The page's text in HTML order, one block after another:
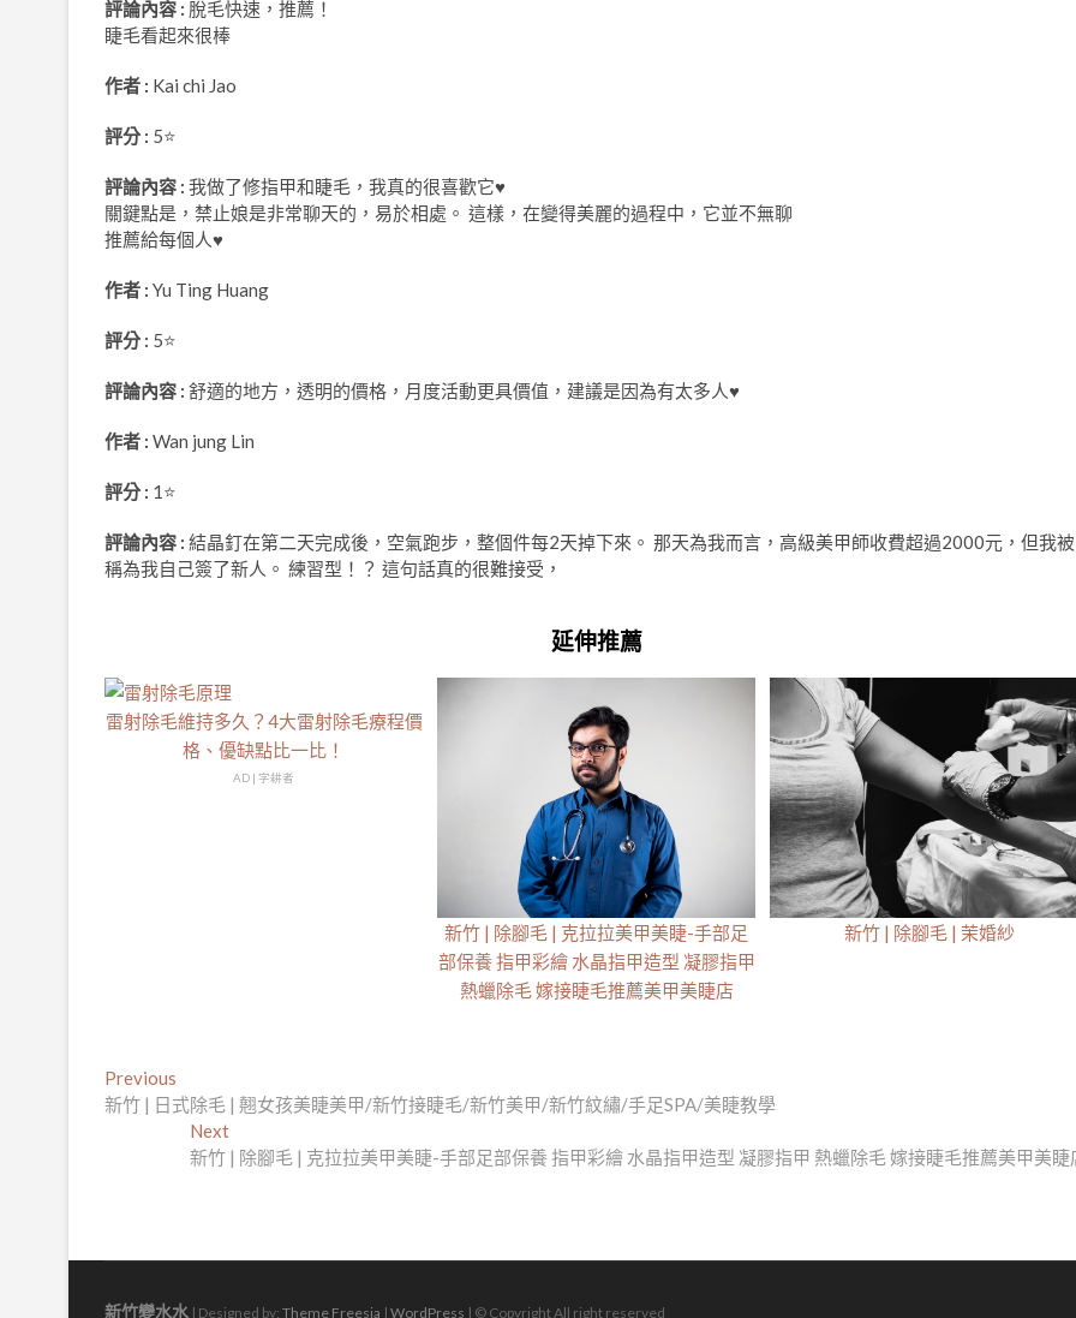
評論內容 : 脫毛快速，推薦！
睫毛看起來很棒
作者 : Kai chi Jao
評分 : 5⭐
評論內容 : 我做了修指甲和睫毛，我真的很喜歡它♥
關鍵點是，禁止娘是非常聊天的，易於相處。 這樣，在變得美麗的過程中，它並不無聊
推薦給每個人♥
作者 : Yu Ting Huang
評分 : 5⭐
評論內容 : 舒適的地方，透明的價格，月度活動更具價值，建議是因為有太多人♥
作者 : Wan jung Lin
評分 : 1⭐
評論內容 : 結晶釘在第二天完成後，空氣跑步，整個件每2天掉下來。 那天為我而言，高級美甲師收費超過2000元，但我被
稱為我自己簽了新人。 練習型！？ 這句話真的很難接受，
延伸推薦
雷射除毛維持多久？4大雷射除毛療程價
格、優缺點比一比！
AD | 字耕者
新竹 | 除腳毛 | 克拉拉美甲美睫-手部足
部保養 指甲彩繪 水晶指甲造型 凝膠指甲
熱蠟除毛 嫁接睫毛推薦美甲美睫店
新竹 | 除腳毛 | 茉婚紗
文
章
Previous
post:
新竹 | 日式除毛 | 翹女孩美睫美甲/新竹接睫毛/新竹美甲/新竹紋繡/手足SPA/美睫教學
NextNext
post:
新竹 | 除腳毛 | 克拉拉美甲美睫-手部足部保養 指甲彩繪 水晶指甲造型 凝膠指甲 熱蠟除毛 嫁接睫毛推薦美甲美睫
新竹變水水 | Designed by: Theme Freesia | WordPress | © Copyright All right reserved